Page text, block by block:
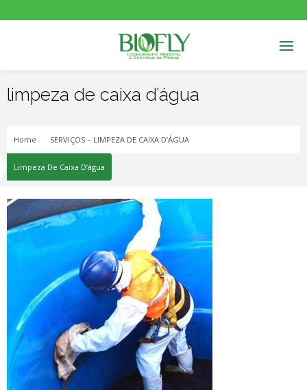
limpeza de caixa d’água
Home SERVIÇOS – LIMPEZA DE CAIXA D’ÁGUA
Limpeza De Caixa D’água